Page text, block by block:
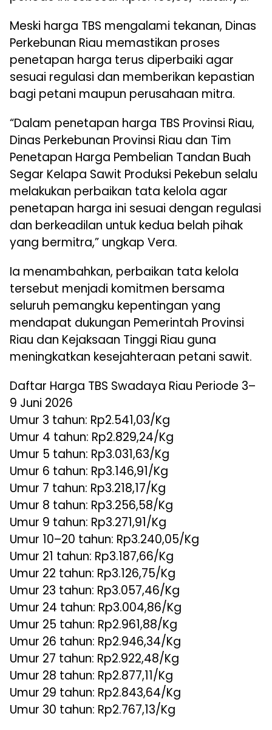
Meski harga TBS mengalami tekanan, Dinas
Perkebunan Riau memastikan proses
penetapan harga terus diperbaiki agar
sesuai regulasi dan memberikan kepastian
bagi petani maupun perusahaan mitra.
“Dalam penetapan harga TBS Provinsi Riau,
Dinas Perkebunan Provinsi Riau dan Tim
Penetapan Harga Pembelian Tandan Buah
Segar Kelapa Sawit Produksi Pekebun selalu
melakukan perbaikan tata kelola agar
penetapan harga ini sesuai dengan regulasi
dan berkeadilan untuk kedua belah pihak
yang bermitra,” ungkap Vera.
Ia menambahkan, perbaikan tata kelola
tersebut menjadi komitmen bersama
seluruh pemangku kepentingan yang
mendapat dukungan Pemerintah Provinsi
Riau dan Kejaksaan Tinggi Riau guna
meningkatkan kesejahteraan petani sawit.
Daftar Harga TBS Swadaya Riau Periode 3–
9 Juni 2026
Umur 3 tahun: Rp2.541,03/Kg
Umur 4 tahun: Rp2.829,24/Kg
Umur 5 tahun: Rp3.031,63/Kg
Umur 6 tahun: Rp3.146,91/Kg
Umur 7 tahun: Rp3.218,17/Kg
Umur 8 tahun: Rp3.256,58/Kg
Umur 9 tahun: Rp3.271,91/Kg
Umur 10–20 tahun: Rp3.240,05/Kg
Umur 21 tahun: Rp3.187,66/Kg
Umur 22 tahun: Rp3.126,75/Kg
Umur 23 tahun: Rp3.057,46/Kg
Umur 24 tahun: Rp3.004,86/Kg
Umur 25 tahun: Rp2.961,88/Kg
Umur 26 tahun: Rp2.946,34/Kg
Umur 27 tahun: Rp2.922,48/Kg
Umur 28 tahun: Rp2.877,11/Kg
Umur 29 tahun: Rp2.843,64/Kg
Umur 30 tahun: Rp2.767,13/Kg